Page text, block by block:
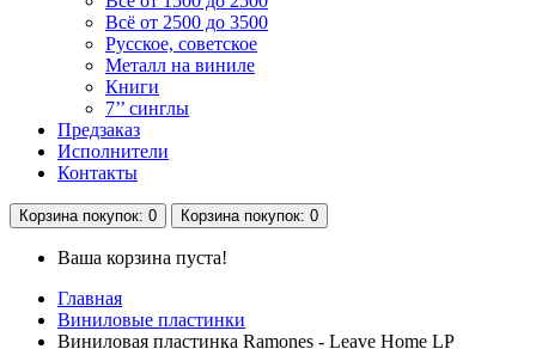
Всё от 2500 до 3500
Русское, советское
Металл на виниле
Книги
7’’ синглы
Предзаказ
Исполнители
Контакты
Корзина покупок: 0 Корзина покупок: 0
Ваша корзина пуста!
Главная
Виниловые пластинки
Виниловая пластинка Ramones - Leave Home LP